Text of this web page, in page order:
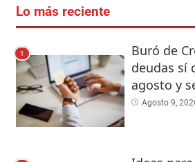
Lo más reciente
1
Buró de
deudas sí
agosto y
Agosto 9,